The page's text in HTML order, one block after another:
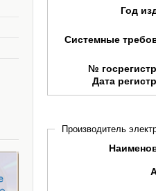
Год
Системные
№
Дата
Производитель